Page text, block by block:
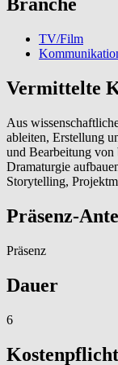
Branche
TV/Film
Vermittelte
Aus
ableiten, Erstellung
und Bearbeitung
Dramaturgie
Storytelling,
Präsenz-
Präsenz
Dauer
6